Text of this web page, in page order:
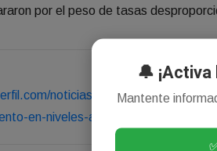
por el peso de tasas
noticias/economia/la-
en-niveles-altos-a40.phtml
🔔
Mantente